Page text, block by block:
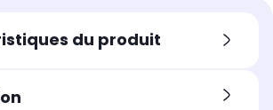
Nombres de bacs
1 bac
du produit